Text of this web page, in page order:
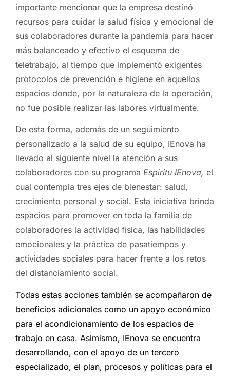
importante mencionar que la empresa destinó
recursos para cuidar la salud física y emocional de
sus colaboradores durante la pandemia para hacer
más balanceado y efectivo el esquema de
teletrabajo, al tiempo que implementó exigentes
protocolos de prevención e higiene en aquellos
espacios donde, por la naturaleza de la operación,
no fue posible realizar las labores virtualmente.
De esta forma, además de un seguimiento
personalizado a la salud de su equipo, IEnova ha
llevado al siguiente nivel la atención a sus
colaboradores con su programa Espíritu IEnova, el
cual contempla tres ejes de bienestar: salud,
crecimiento personal y social. Esta iniciativa brinda
espacios para promover en toda la familia de
colaboradores la actividad física, las habilidades
emocionales y la práctica de pasatiempos y
actividades sociales para hacer frente a los retos
del distanciamiento social.
Todas estas acciones también se acompañaron de
beneficios adicionales como un apoyo económico
para el acondicionamiento de los espacios de
trabajo en casa. Asimismo, IEnova se encuentra
desarrollando, con el apoyo de un tercero
especializado, el plan, procesos y políticas para el